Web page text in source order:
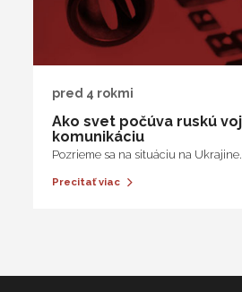
pred 4 rokmi
Ako svet počúva ruskú
komunikáciu
Pozrieme sa na situáciu na
Precitať viac